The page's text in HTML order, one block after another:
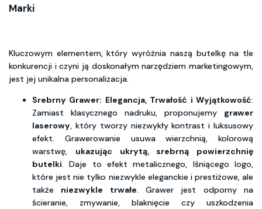
Marki
Kluczowym elementem, który wyróżnia naszą butelkę na tle
konkurencji i czyni ją doskonałym narzędziem marketingowym,
jest jej unikalna personalizacja.
Srebrny Grawer: Elegancja, Trwałość i Wyjątkowość:
Zamiast klasycznego nadruku, proponujemy grawer
laserowy, który tworzy niezwykły kontrast i luksusowy
efekt. Grawerowanie usuwa wierzchnią, kolorową
warstwę, ukazując ukrytą, srebrną powierzchnię
butelki. Daje to efekt metalicznego, lśniącego logo,
które jest nie tylko niezwykle eleganckie i prestiżowe, ale
także niezwykle trwałe. Grawer jest odporny na
ścieranie, zmywanie, blaknięcie czy uszkodzenia